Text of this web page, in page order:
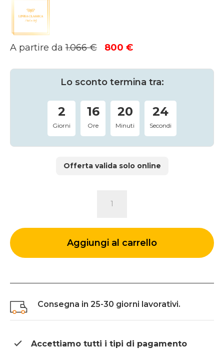
A partire da1.066€
Il
originale
era:
800 €Il
attuale
è:
Lo sconto termina tra:
2
Giorni
16
Ore
20
Minuti
24
Secondi
Offerta valida solo online
OSLO
Aggiungi al carrello
Consegna in 25-30 giorni lavorativi.
Accettiamo tutti i tipi di pagamento